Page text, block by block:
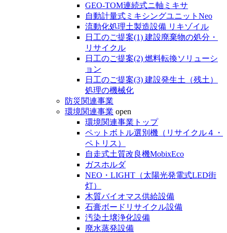
GEO-TOM連続式ニ軸ミキサ
自動計量式ミキシングユニットNeo
流動化処理土製造設備 リキゾイル
日工のご提案(1) 建設廃棄物の処分・
リサイクル
日工のご提案(2) 燃料転換ソリューシ
ョン
日工のご提案(3) 建設発生土（残土）
処理の機械化
防災関連事業
環境関連事業 open
環境関連事業トップ
ペットボトル選別機（リサイクル４・
ペトリス）
自走式土質改良機MobixEco
ガスホルダ
NEO・LIGHT（太陽光発電式LED街
灯）
木質バイオマス供給設備
石膏ボードリサイクル設備
汚染土壌浄化設備
廃水蒸発設備